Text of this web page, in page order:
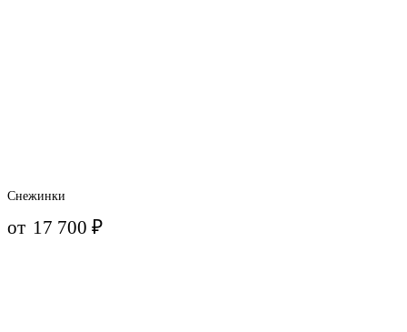
Снежинки
от 17 700₽